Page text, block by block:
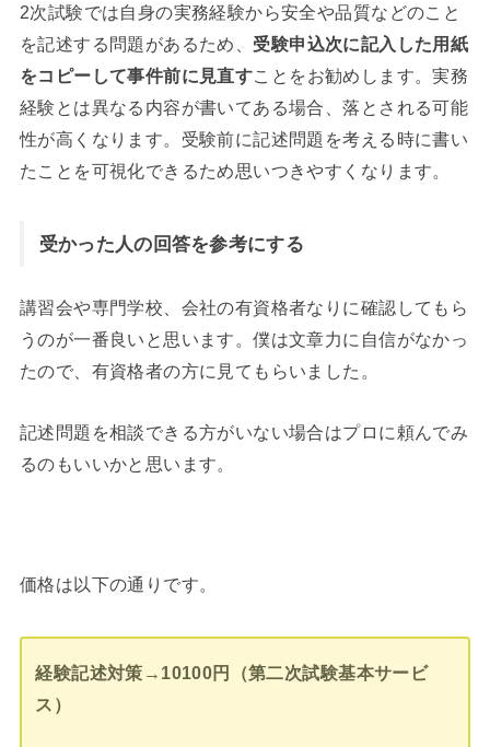
2次試験では自身の実務経験から安全や品質などのこと
を記述する問題があるため、 受験申込次に記入した用紙
をコピーして事件前に見直すことをお勧めします。実務
経験とは異なる内容が書いてある場合、落とされる可能
性が高くなります。受験前に記述問題を考える時に書い
たことを可視化できるため思いつきやすくなります。
受かった人の回答を参考にする
講習会や専門学校、会社の有資格者なりに確認してもら
うのが一番良いと思います。僕は文章力に自信がなかっ
たので、有資格者の方に見てもらいました。
記述問題を相談できる方がいない場合はプロに頼んでみ
るのもいいかと思います。
価格は以下の通りです。
経験記述対策→10100円（第二次試験基本サービ
ス）